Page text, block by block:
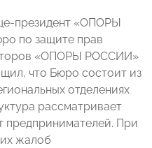
президент «ОПОРЫ
по защите прав
«ОПОРЫ РОССИИ»
что Бюро состоит из
отделениях
рассматривает
предпринимателей. При
жалоб